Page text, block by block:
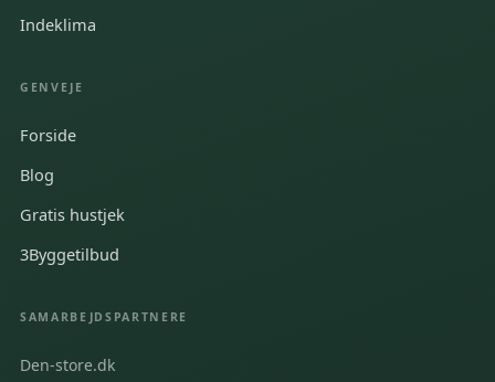
Indeklima
GENVEJE
Forside
Blog
Gratis hustjek
3Byggetilbud
SAMARBEJDSPARTNERE
Den-store.dk